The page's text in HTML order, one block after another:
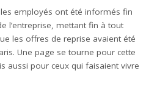
employés ont été informés fin
l’entreprise, mettant fin à tout
les offres de reprise avaient été
Une page se tourne pour cette
aussi pour ceux qui faisaient vivre